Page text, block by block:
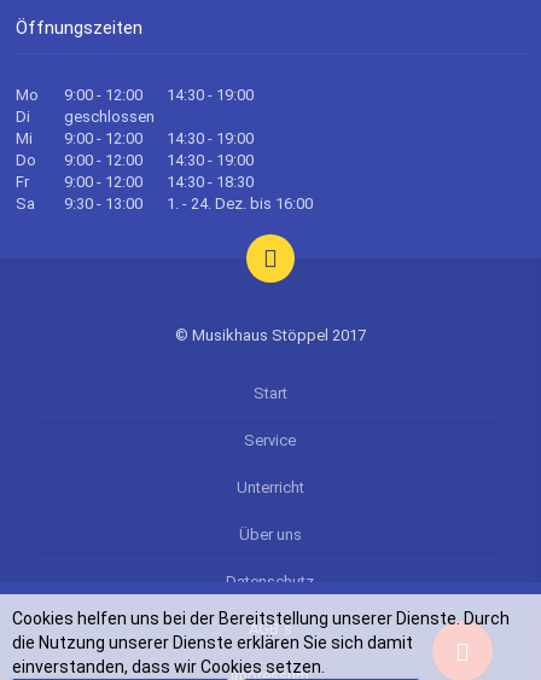
Öffnungszeiten
Mo 9:00 - 12:00
14:30 - 19:00
Di
geschlossen
Mi
9:00 - 12:00
14:30 - 19:00
Do
9:00 - 12:00
14:30 - 19:00
Fr
9:00 - 12:00
14:30 - 18:30
Sa
9:30 - 13:00 1. - 24. Dez. bis 16:00
© Musikhaus Stöppel 2017
Start
Service
Unterricht
Über uns
Datenschutz
AGB`s
Impressum
Cookies helfen uns bei der Bereitstellung unserer Dienste. Durch
die Nutzung unserer Dienste erklären Sie sich damit
einverstanden, dass wir Cookies setzen.